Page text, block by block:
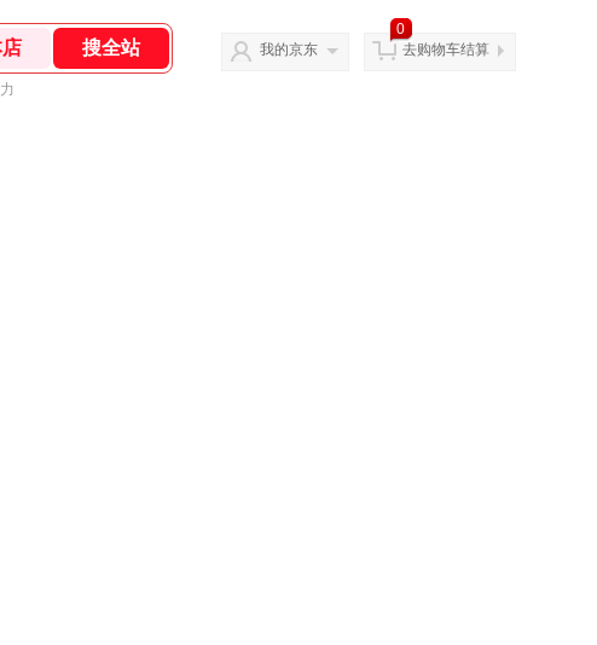
我的京东
0
去购物车结算